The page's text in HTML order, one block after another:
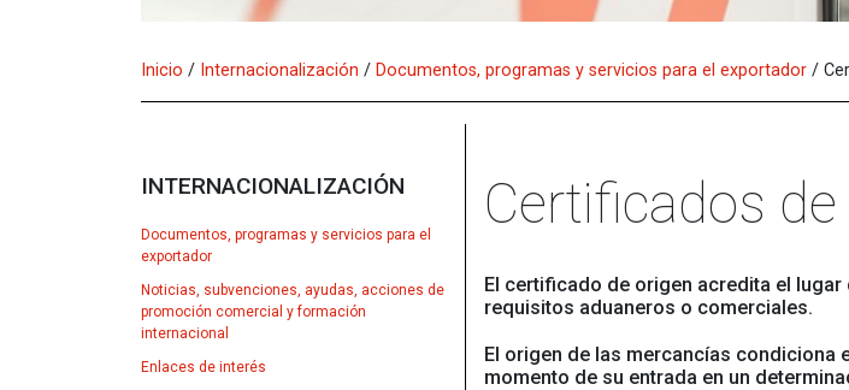
Inicio / Internacionalización / Documentos, programas y servicios para el exportador /
INTERNACIONALIZACIÓN
Documentos, programas y servicios para el
exportador
Noticias, subvenciones, ayudas, acciones de
promoción comercial y formación
internacional
Enlaces de interés
Certificados de
El certificado de origen acredita el
requisitos aduaneros o comerciales.
El origen de las mercancías condiciona
momento de su entrada en un